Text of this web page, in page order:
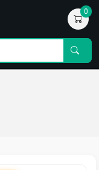
0